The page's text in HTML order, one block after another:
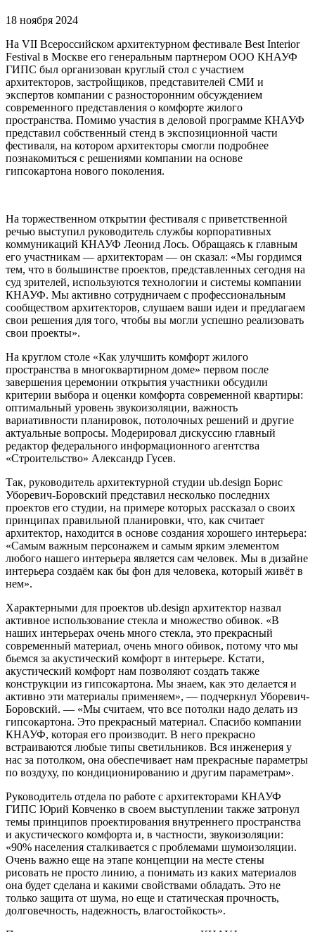
18 ноября 2024
На VII Всероссийском архитектурном фестивале Best Interior
Festival в Москве его генеральным партнером ООО КНАУФ
ГИПС был организован круглый стол с участием
архитекторов, застройщиков, представителей СМИ и
экспертов компании с разносторонним обсуждением
современного представления о комфорте жилого
пространства. Помимо участия в деловой программе КНАУФ
представил собственный стенд в экспозиционной части
фестиваля, на котором архитекторы смогли подробнее
познакомиться с решениями компании на основе
гипсокартона нового поколения.
На торжественном открытии фестиваля с приветственной
речью выступил руководитель службы корпоративных
коммуникаций КНАУФ Леонид Лось. Обращаясь к главным
его участникам — архитекторам — он сказал: «Мы гордимся
тем, что в большинстве проектов, представленных сегодня на
суд зрителей, используются технологии и системы компании
КНАУФ. Мы активно сотрудничаем с профессиональным
сообществом архитекторов, слушаем ваши идеи и предлагаем
свои решения для того, чтобы вы могли успешно реализовать
свои проекты».
На круглом столе «Как улучшить комфорт жилого
пространства в многоквартирном доме» первом после
завершения церемонии открытия участники обсудили
критерии выбора и оценки комфорта современной квартиры:
оптимальный уровень звукоизоляции, важность
вариативности планировок, потолочных решений и другие
актуальные вопросы. Модерировал дискуссию главный
редактор федерального информационного агентства
«Строительство» Александр Гусев.
Так, руководитель архитектурной студии ub.design Борис
Уборевич-Боровский представил несколько последних
проектов его студии, на примере которых рассказал о своих
принципах правильной планировки, что, как считает
архитектор, находится в основе создания хорошего интерьера:
«Самым важным персонажем и самым ярким элементом
любого нашего интерьера является сам человек. Мы в дизайне
интерьера создаём как бы фон для человека, который живёт в
нем».
Характерными для проектов ub.design архитектор назвал
активное использование стекла и множество обивок. «В
наших интерьерах очень много стекла, это прекрасный
современный материал, очень много обивок, потому что мы
бьемся за акустический комфорт в интерьере. Кстати,
акустический комфорт нам позволяют создать также
конструкции из гипсокартона. Мы знаем, как это делается и
активно эти материалы применяем», — подчеркнул Уборевич-
Боровский. — «Мы считаем, что все потолки надо делать из
гипсокартона. Это прекрасный материал. Спасибо компании
КНАУФ, которая его производит. В него прекрасно
встраиваются любые типы светильников. Вся инженерия у
нас за потолком, она обеспечивает нам прекрасные параметры
по воздуху, по кондиционированию и другим параметрам».
Руководитель отдела по работе с архитекторами КНАУФ
ГИПС Юрий Ковченко в своем выступлении также затронул
темы принципов проектирования внутреннего пространства
и акустического комфорта и, в частности, звукоизоляции:
«90% населения сталкивается с проблемами шумоизоляции.
Очень важно еще на этапе концепции на месте стены
рисовать не просто линию, а понимать из каких материалов
она будет сделана и какими свойствами обладать. Это не
только защита от шума, но еще и статическая прочность,
долговечность, надежность, влагостойкость».